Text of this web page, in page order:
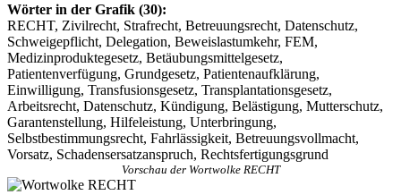
Wörter in der Grafik (30):
RECHT, Zivilrecht, Strafrecht, Betreuungsrecht, Datenschutz,
Schweigepflicht, Delegation, Beweislastumkehr, FEM,
Medizinproduktegesetz, Betäubungsmittelgesetz,
Patientenverfügung, Grundgesetz, Patientenaufklärung,
Einwilligung, Transfusionsgesetz, Transplantationsgesetz,
Arbeitsrecht, Datenschutz, Kündigung, Belästigung, Mutterschutz,
Garantenstellung, Hilfeleistung, Unterbringung,
Selbstbestimmungsrecht, Fahrlässigkeit, Betreuungsvollmacht,
Vorsatz, Schadensersatzanspruch, Rechtsfertigungsgrund
Vorschau der Wortwolke RECHT